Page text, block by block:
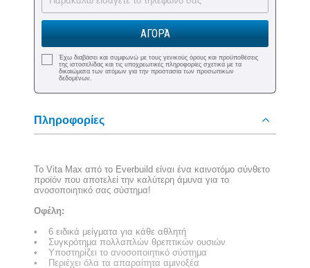
ΑΓΟΡΆ
Έχω διαβάσει και συμφωνώ με τους γενικούς όρους και προϋποθέσεις
της ιστοσελίδας και τις υποχρεωτικές πληροφορίες σχετικά με τα
δικαιώματα των ατόμων για την προστασία των προσωπικών
δεδομένων.
Πληροφορίες
Το Vita Max από το Everbuild είναι ένα καινοτόμο σύνθετο
προϊόν που αποτελεί την καλύτερη άμυνα για το
ανοσοποιητικό σας σύστημα!
Οφέλη:
• 6 ειδικά μείγματα για κάθε αθλητή
• Συγκρότημα πολλαπλών θρεπτικών ουσιών
• Υποστηρίζει το ανοσοποιητικό σύστημα
• Περιέχει όλα τα απαραίτητα αμινοξέα